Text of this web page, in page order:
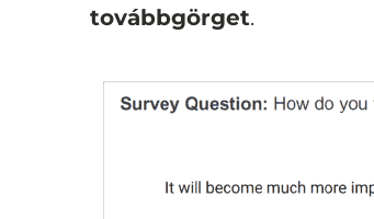
továbbgörget.